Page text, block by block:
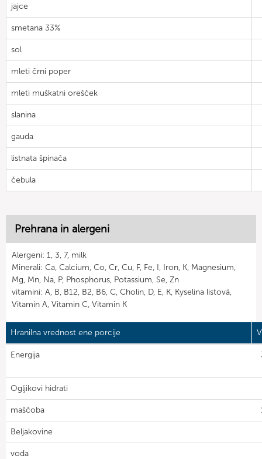
jajce
smetana 33%
sol
mleti črni poper
mleti muškatni orešček
slanina
gauda
listnata špinača
čebula
Prehrana in alergeni
Alergeni: 1, 3, 7, milk
Minerali: Ca, Calcium, Co, Cr, Cu, F, Fe, I, Iron, K, Magnesium,
Mg, Mn, Na, P, Phosphorus, Potassium, Se, Zn
vitamini: A, B, B12, B2, B6, C, Cholin, D, E, K, Kyselina listová,
Vitamin A, Vitamin C, Vitamin K
Hranilna vrednost ene porcije
Energija
Ogljikovi hidrati
maščoba
Beljakovine
voda